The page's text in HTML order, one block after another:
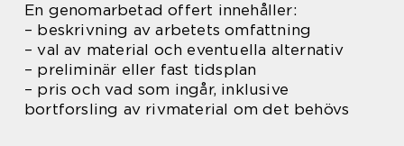
En genomarbetad offert innehåller:
– beskrivning av arbetets omfattning
– val av material och eventuella alternativ
– preliminär eller fast tidsplan
– pris och vad som ingår, inklusive
bortforsling av rivmaterial om det behövs